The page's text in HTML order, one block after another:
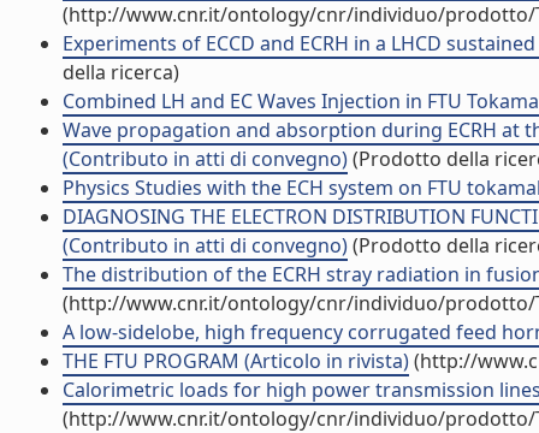
(http://www.cnr.it/ontology/cnr/individuo/prodotto/
Experiments of ECCD and ECRH in a LHCD
della ricerca)
Combined LH and EC Waves Injection in FTU
Wave propagation and absorption during ECRH at
(Contributo in atti di convegno)(Prodotto della
Physics Studies with the ECH system on FTU
DIAGNOSING THE ELECTRON DISTRIBUTION
(Contributo in atti di convegno)(Prodotto della
The distribution of the ECRH stray radiation in
(http://www.cnr.it/ontology/cnr/individuo/prodotto/
A low-sidelobe, high frequency corrugated feed
THE FTU PROGRAM (Articolo in rivista)(http://
Calorimetric loads for high power transmission
(http://www.cnr.it/ontology/cnr/individuo/prodotto/